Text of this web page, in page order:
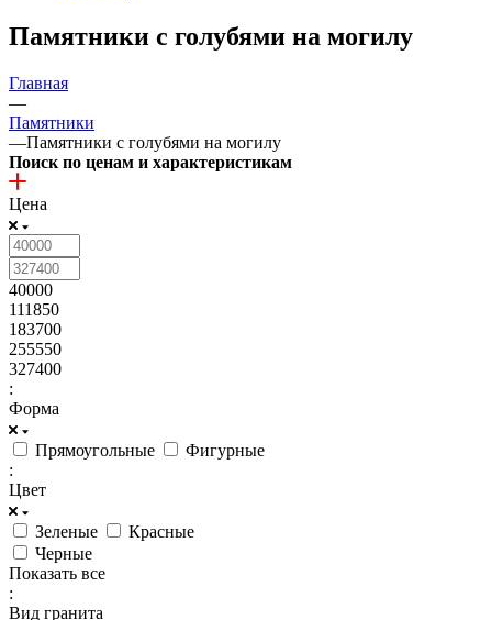
Памятники с голубями на могилу
Главная
—
Памятники
—Памятники с голубями на могилу
Поиск по ценам и характеристикам
Цена
40000
111850
183700
255550
327400
:
Форма
Прямоугольные
Фигурные
:
Цвет
Зеленые
Красные
Черные
Показать все
:
Вид гранита